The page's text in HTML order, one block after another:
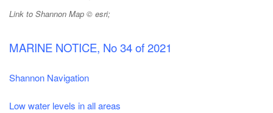
Link to Shannon Map © esri;
MARINE NOTICE, No 34 of 2021
Shannon Navigation
Low water levels in all areas